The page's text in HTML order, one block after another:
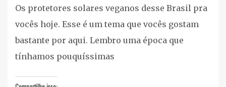
Os protetores solares veganos desse Brasil pra
vocês hoje. Esse é um tema que vocês gostam
bastante por aqui. Lembro uma época que
tínhamos pouquíssimas